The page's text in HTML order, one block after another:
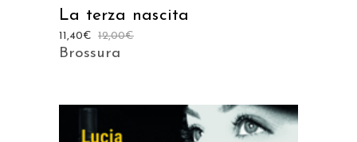
La terza nascita
12,00€
11,40€
Brossura